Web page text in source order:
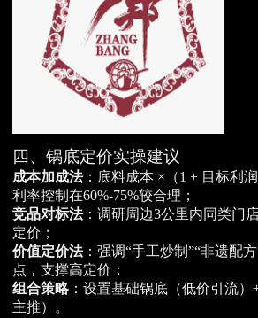
四、锅底定价实操建议
成本加成法：底料成本 ×（1 + 目标利
利率控制在60%-75%较合理；
竞品对标法：调研周边3公里内同类门
定价；
价值定价法：强调“手工炒制”“非遗配
点，支撑高定价；
组合策略：设置基础锅底（低价引流）
主推）。